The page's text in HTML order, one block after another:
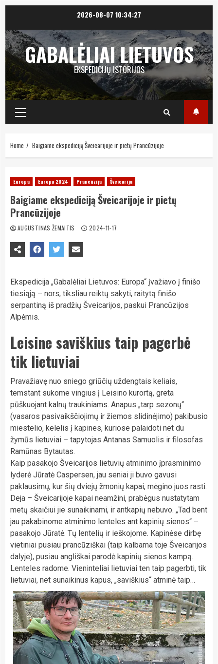
content
2026-08-07 10:34:28
GABALĖLIAI LIETUVOS
EKSPEDICIJŲ ISTORIJOS
Primary
Menu
Home Baigiame ekspediciją Šveicarijoje ir pietų Prancūzijoje
Europa Europa 2024 Prancūzija Šveicarija
Baigiame ekspediciją Šveicarijoje ir pietų
Prancūzijoje
AUGUSTINAS ŽEMAITIS 2024-11-17
Ekspedicija „Gabalėliai Lietuvos: Europa“ įvažiavo į finišo
tiesiąją – nors, tiksliau reiktų sakyti, raitytą finišo
serpantiną iš pradžių Šveicarijos, paskui Prancūzijos
Alpėmis.
Leisine saviškius taip pagerbė
tik lietuviai
Pravažiavę nuo sniego griūčių uždengtais keliais,
temstant sukome vingius į Leisino kurortą, greta
pūškuojant kalnų traukiniams. Anapus „tarp sezonų“
(vasaros pasivaikščiojimų ir žiemos slidinėjimo) pakibusio
miestelio, kelelis į kapines, kuriose palaidoti net du
žymūs lietuviai – tapytojas Antanas Samuolis ir filosofas
Ramūnas Bytautas.
Kaip pasakojo Šveicarijos lietuvių atminimo įprasminimo
lyderė Jūratė Caspersen, jau seniai ji buvo gavusi
paklausimų, kur šių dviejų žmonių kapai, mėgino juos rasti.
Deja – Šveicarijoje kapai neamžini, prabėgus nustatytam
metų skaičiui jie sunaikinami, ir antkapių nebuvo. „Tad bent
jau pakabinome atminimo lenteles ant kapinių sienos“ –
pasakojo Jūratė. Tų lentelių ir ieškojome. Kapinėse dirbę
vietiniai pusiau prancūziškai (taip kalbama toje Šveicarijos
dalyje), pusiau angliškai parodė kapinių sienos kampą.
Lenteles radome. Vieninteliai lietuviai ten taip pagerbti, tik
lietuviai, net sunaikinus kapus, „saviškius“ atminė taip…